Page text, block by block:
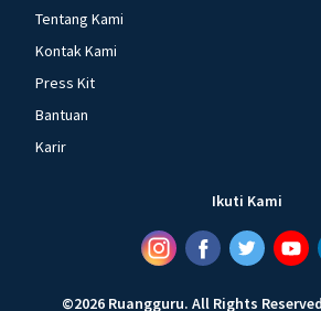
Tentang Kami
Kontak Kami
Press Kit
Bantuan
Karir
Ikuti Kami
©2026 Ruangguru. All Rights Reserved